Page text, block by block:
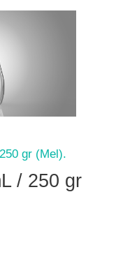
gr (Mel).
/ 250 gr